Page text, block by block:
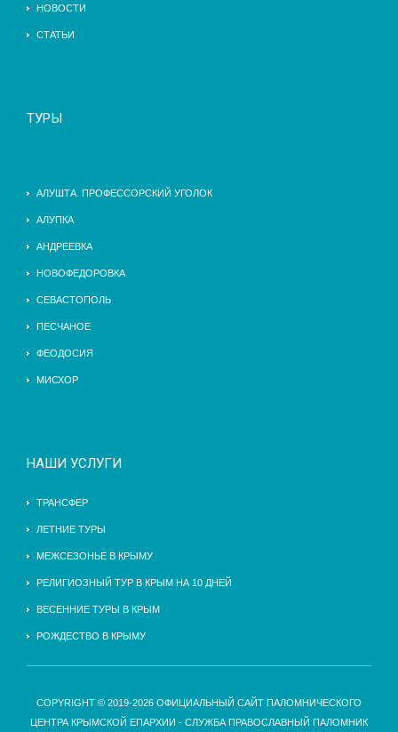
НОВОСТИ
СТАТЬИ
ТУРЫ
АЛУШТА. ПРОФЕССОРСКИЙ УГОЛОК
АЛУПКА
АНДРЕЕВКА
НОВОФЕДОРОВКА
СЕВАСТОПОЛЬ
ПЕСЧАНОЕ
ФЕОДОСИЯ
МИСХОР
НАШИ УСЛУГИ
ТРАНСФЕР
ЛЕТНИЕ ТУРЫ
МЕЖСЕЗОНЬЕ В КРЫМУ
РЕЛИГИОЗНЫЙ ТУР В КРЫМ НА 10 ДНЕЙ
ВЕСЕННИЕ ТУРЫ В КРЫМ
РОЖДЕСТВО В КРЫМУ
COPYRIGHT © 2019-2026 ОФИЦИАЛЬНЫЙ САЙТ ПАЛОМНИЧЕСКОГО
ЦЕНТРА КРЫМСКОЙ ЕПАРХИИ - СЛУЖБА ПРАВОСЛАВНЫЙ ПАЛОМНИК